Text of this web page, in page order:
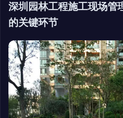
深圳园林工程施工现场管
的关键环节